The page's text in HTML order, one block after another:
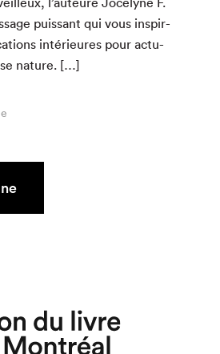
puis­sant qui vous inspir­
intérieures pour actu­
nature. […]